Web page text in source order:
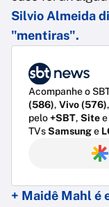
Silvio Almeida
"mentiras".
Acompanhe o
(586), Vivo (576),
pelo+SBT, Sitee
TVsSamsunge
+ Maidê Mahl é